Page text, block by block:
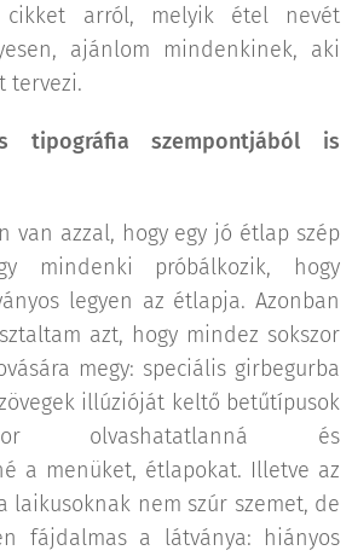
cikket arról, melyik étel nevét
ajánlom mindenkinek, aki
tervezi.
tipográfia szempontjából is
van azzal, hogy egy jó étlap szép
mindenki próbálkozik, hogy
legyen az étlapja. Azonban
azt, hogy mindez sokszor
megy: speciális girbegurba
illúzióját keltő betűtípusok
olvashatatlanná és
a menüket, étlapokat. Illetve az
laikusoknak nem szúr szemet, de
fájdalmas a látványa: hiányos